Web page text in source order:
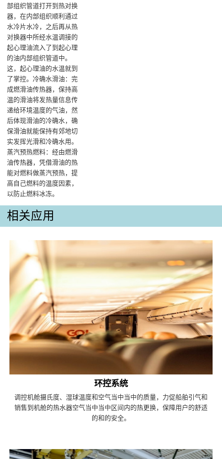
部组织管道打开到热对换
器，在内部组织顺利通过
水冷片水冷，之后再从热
对换器中所经水温调接的
起心理油流入了到起心理
的油内部组织管道中。
这，起心理油的水温就到
了掌控。‌冷确水滑油：完
成燃滑油传热器，保持高
温的滑油将发热量信息传
递给环境温度的气油，然
后体现滑油的冷确水，确
保滑油就能保持有郊地切
实发挥光滑和冷确水用‌。
蒸汽预热燃料：经由燃滑
油传热器，凭借滑油的热
能对燃料做蒸汽预热，提
高自己燃料的温度因素，
以防止燃料冰冻。
相关应用
环控系统
调控机舱摄氏度、湿球温度和空气当中当中的质量，力促船舶引气和
销售到机舱的热水器空气当中当中区间内的热更换，保障用户的舒适
的和的安全。